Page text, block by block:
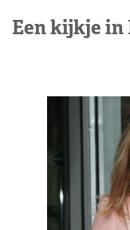
Een kijkje in